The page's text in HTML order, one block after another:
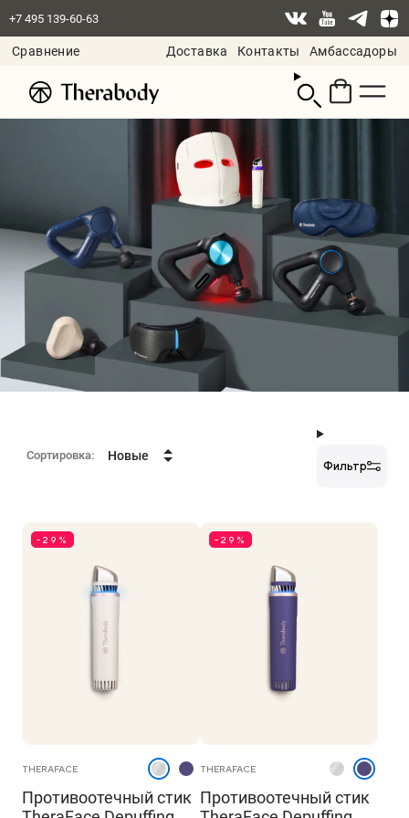
+7 495 139-60-63
Сравнение Доставка Контакты
Амбассадоры
Смотреть
корзину
Сортировка: Новые
Фильтр
-29%
THERAFACE
Противоотечный стик
-29%
THERAFACE
Противоотечный стик